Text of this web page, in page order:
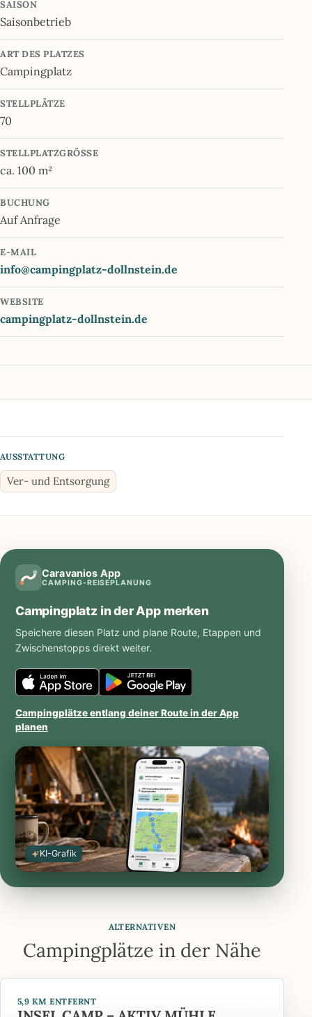
SAISON
Saisonbetrieb
ART DES PLATZES
Campingplatz
STELLPLÄTZE
70
STELLPLATZGRÖSSE
ca. 100 m²
BUCHUNG
Auf Anfrage
E-MAIL
info@campingplatz-dollnstein.de
WEBSITE
campingplatz-dollnstein.de
AUSSTATTUNG
Ver- und Entsorgung
KI-Grafik
Caravanios App
CAMPING-REISEPLANUNG
Campingplatz in der App merken
Speichere diesen Platz und plane Route, Etappen und
Zwischenstopps direkt weiter.
Caravanios
iOS
App
Store
öffnen
Caravanios
Google
öffnen
Campingplätze entlang deiner Route in der App
planen
ALTERNATIVEN
Campingplätze in der Nähe
5,9 KM ENTFERNT